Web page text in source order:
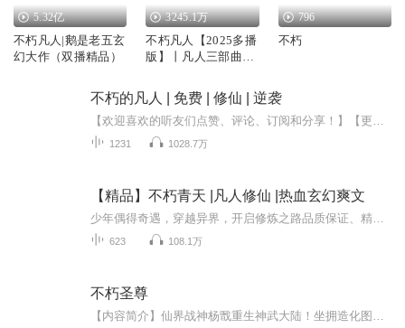
5.32亿
不朽凡人|鹅是老五玄
幻大作（双播精品）
3245.1万
不朽凡人【2025多播
版】丨凡人三部曲①
是老五作品
796
不朽
不朽的凡人 | 免费 | 修仙 | 逆袭
1231 1028.7万
【精品】不朽青天 |凡人修仙 |热血玄幻爽文
623 108.1万
不朽圣尊